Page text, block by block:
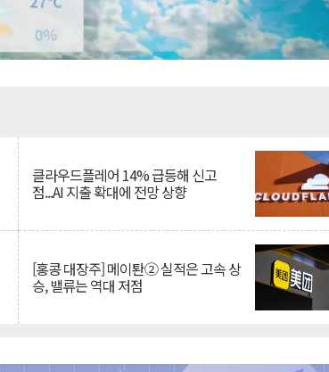
클라우드플레어 14% 급등해 신고
점...AI 지출 확대에 전망 상향
[홍콩 대장주] 메이퇀② 실적은 고속 상
승, 밸류는 역대 저점